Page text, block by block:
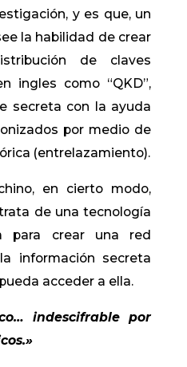
y es que, un
la habilidad de crear
de claves
ingles como “QKD”,
secreta con la ayuda
por medio de
(entrelazamiento).
en cierto modo,
de una tecnología
para crear una red
información secreta
acceder a ella.
indescifrable por